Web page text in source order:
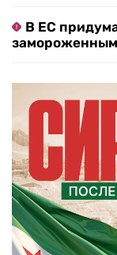
В ЕС